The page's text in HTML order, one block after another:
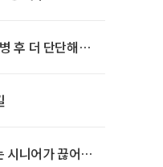
후 더 단단해진
니어가 끊어야